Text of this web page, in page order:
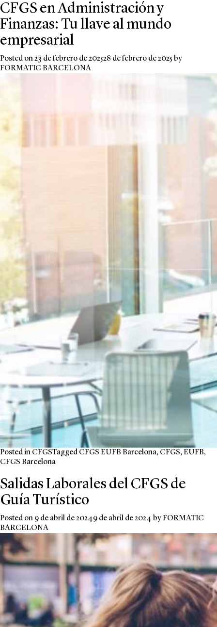
CFGS en Administración y
Finanzas: Tu llave al mundo
empresarial
Posted on23 de febrero de 202528 de febrero de 2025 by
FORMATIC BARCELONA
Posted in CFGSTagged CFGS EUFB Barcelona, CFGS, EUFB,
CFGS Barcelona
Salidas Laborales del CFGS de
Guía Turístico
Posted on 9 de abril de 20249 de abril de 2024 byFORMATIC
BARCELONA